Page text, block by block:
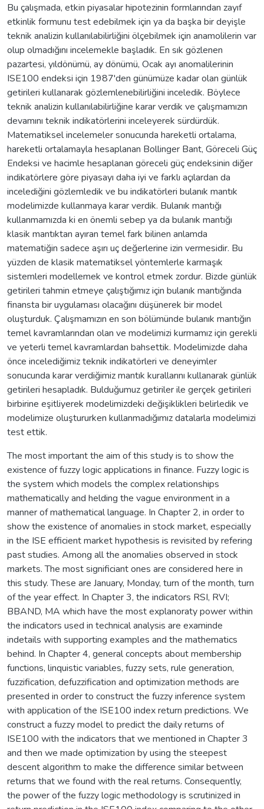
Bu çalışmada, etkin piyasalar hipotezinin formlarından zayıf
etkinlik formunu test edebilmek için ya da başka bir deyişle
teknik analizin kullanılabilirliğini ölçebilmek için anamolilerin var
olup olmadığını incelemekle başladık. En sık gözlenen
pazartesi, yıldönümü, ay dönümü, Ocak ayı anomalilerinin
ISE100 endeksi için 1987'den günümüze kadar olan günlük
getirileri kullanarak gözlemlenebilirliğini inceledik. Böylece
teknik analizin kullanılabilirliğine karar verdik ve çalışmamızın
devamını teknik indikatörlerini inceleyerek sürdürdük.
Matematiksel incelemeler sonucunda hareketli ortalama,
hareketli ortalamayla hesaplanan Bollinger Bant, Göreceli Güç
Endeksi ve hacimle hesaplanan göreceli güç endeksinin diğer
indikatörlere göre piyasayı daha iyi ve farklı açılardan da
incelediğini gözlemledik ve bu indikatörleri bulanık mantık
modelimizde kullanmaya karar verdik. Bulanık mantığı
kullanmamızda ki en önemli sebep ya da bulanık mantığı
klasik mantıktan ayıran temel fark bilinen anlamda
matematiğin sadece aşırı uç değerlerine izin vermesidir. Bu
yüzden de klasik matematiksel yöntemlerle karmaşık
sistemleri modellemek ve kontrol etmek zordur. Bizde günlük
getirileri tahmin etmeye çalıştığımız için bulanık mantığında
finansta bir uygulaması olacağını düşünerek bir model
oluşturduk. Çalışmamızın en son bölümünde bulanık mantığın
temel kavramlarından olan ve modelimizi kurmamız için gerekli
ve yeterli temel kavramlardan bahsettik. Modelimizde daha
önce incelediğimiz teknik indikatörleri ve deneyimler
sonucunda karar verdiğimiz mantık kurallarını kullanarak günlük
getirileri hesapladık. Bulduğumuz getiriler ile gerçek getirileri
birbirine eşitliyerek modelimizdeki değişiklikleri belirledik ve
modelimize oluştururken kullanmadığımız datalarla modelimizi
test ettik.
The most important the aim of this study is to show the
existence of fuzzy logic applications in finance. Fuzzy logic is
the system which models the complex relationships
mathematically and helding the vague environment in a
manner of mathematical language. In Chapter 2, in order to
show the existence of anomalies in stock market, especially
in the ISE efficient market hypothesis is revisited by refering
past studies. Among all the anomalies observed in stock
markets. The most significiant ones are considered here in
this study. These are January, Monday, turn of the month, turn
of the year effect. In Chapter 3, the indicators RSI, RVI;
BBAND, MA which have the most explanoraty power within
the indicators used in technical analysis are examinde
indetails with supporting examples and the mathematics
behind. In Chapter 4, general concepts about membership
functions, linquistic variables, fuzzy sets, rule generation,
fuzzification, defuzzification and optimization methods are
presented in order to construct the fuzzy inference system
with application of the ISE100 index return predictions. We
construct a fuzzy model to predict the daily returns of
ISE100 with the indicators that we mentioned in Chapter 3
and then we made optimization by using the steepest
descent algorithm to make the difference similar between
returns that we found with the real returns. Consequently,
the power of the fuzzy logic methodology is scrutinized in